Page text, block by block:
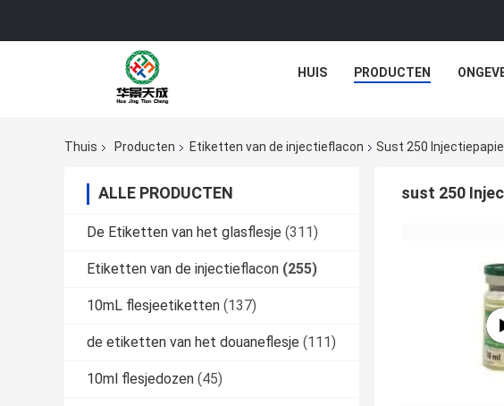
HUIS PRODUCTEN
Thuis Producten Etiketten van de injectieflacon Sust 250
ALLE PRODUCTEN
De Etiketten van het glasflesje (311)
Etiketten van de injectieflacon (255)
10mL flesjeetiketten (137)
de etiketten van het douaneflesje (111)
10ml flesjedozen (45)
sust 250